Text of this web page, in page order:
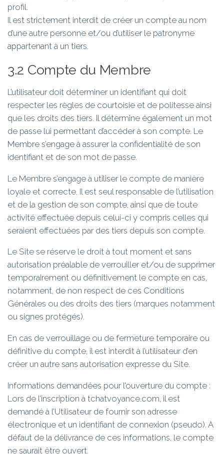
profil.
Il est strictement interdit de créer un compte au nom
d’une autre personne et/ou d’utiliser le patronyme
appartenant à un tiers.
3.2 Compte du Membre
L’utilisateur doit déterminer un identifiant qui doit
respecter les règles de courtoisie et de politesse ainsi
que les droits des tiers. Il détermine également un mot
de passe lui permettant d’accéder à son compte. Le
Membre s’engage à assurer la confidentialité de son
identifiant et de son mot de passe.
Le Membre s’engage à utiliser le compte de manière
loyale et correcte. Il est seul responsable de l’utilisation
et de la gestion de son compte, ainsi que de toute
activité effectuée depuis celui-ci y compris celles qui
seraient effectuées par des tiers depuis son compte.
Le Site se réserve le droit à tout moment et sans
autorisation préalable de verrouiller et/ou de supprimer
temporairement ou définitivement le compte en cas,
notamment, de non respect de ces Conditions
Générales ou des droits des tiers (marques notamment
ou signes protégés).
En cas de verrouillage ou de fermeture temporaire ou
définitive du compte, il est interdit à l’utilisateur d’en
créer un autre sans autorisation expresse du Site.
Informations demandées pour l’ouverture du compte :
Lors de l’inscription à tchatvoyance.com, il est
demandé à l’Utilisateur de fournir son adresse
électronique et un identifiant de connexion (pseudo). A
défaut de la délivrance de ces informations, le compte
ne saurait être ouvert.